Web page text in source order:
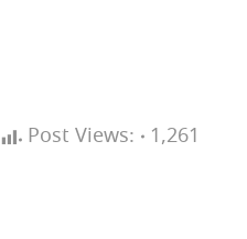
Post Views: 1,261